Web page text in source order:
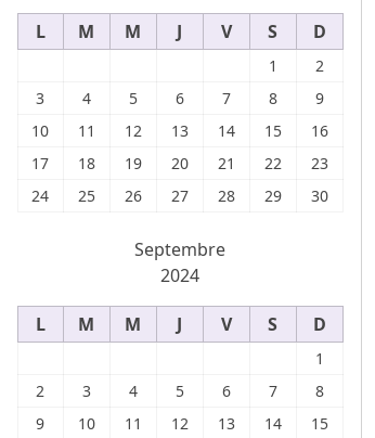
L M M J V S D
1
2
3
4 5 6 7 8
9
10
11 12 13 14 15
16
17
18 19 20 21 22
23
24
25 26 27 28 29 30
Septembre
2024
L M M J V S D
1
2
3 4 5 6 7
8
9
10 11 12 13 14
15